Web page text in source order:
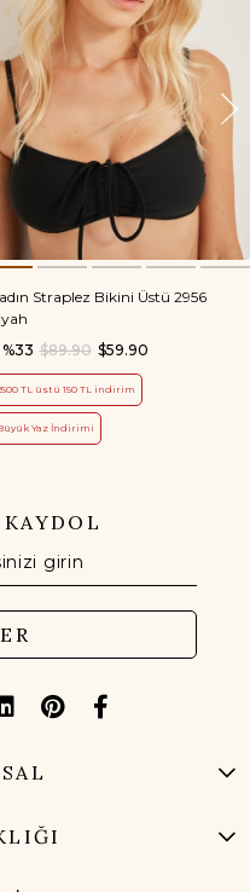
Straplez Bikini Üstü 2956
%33
$59.90
$89.90
TL üstü 150 TL indirim
Yaz İndirimi